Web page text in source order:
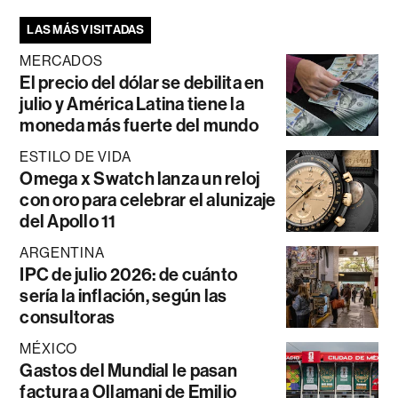
LAS MÁS VISITADAS
MERCADOS
El precio del dólar se debilita en
julio y América Latina tiene la
moneda más fuerte del mundo
ESTILO DE VIDA
Omega x Swatch lanza un reloj
con oro para celebrar el alunizaje
del Apollo 11
ARGENTINA
IPC de julio 2026: de cuánto
sería la inflación, según las
consultoras
MÉXICO
Gastos del Mundial le pasan
factura a Ollamani de Emilio